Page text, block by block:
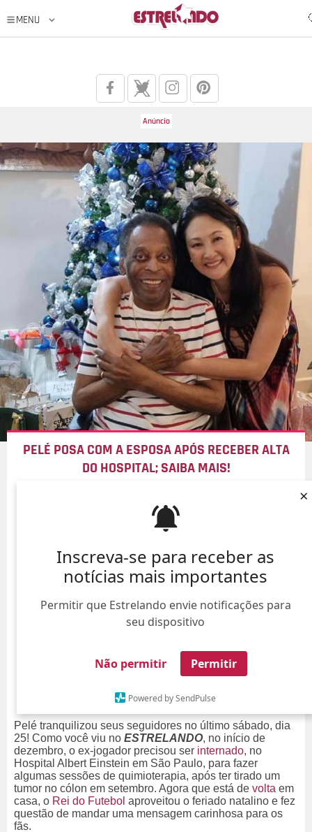
Inscreva-se para receber as
notícias mais importantes
Permitir que Estrelando envie notificações para
seu dispositivo
Não permitir Permitir
Powered by SendPulse
×
PELÉ POSA COM A ESPOSA APÓS RECEBER ALTA
DO HOSPITAL; SAIBA MAIS!
Pelé tranquilizou seus seguidores no último sábado, dia
25! Como você viu no ESTRELANDO, no início de
dezembro, o ex-jogador precisou ser internado, no
Hospital Albert Einstein em São Paulo, para fazer
algumas sessões de quimioterapia, após ter tirado um
tumor no cólon em setembro. Agora que está de volta em
casa, o Rei do Futebol aproveitou o feriado natalino e fez
questão de mandar uma mensagem carinhosa para os
fãs.